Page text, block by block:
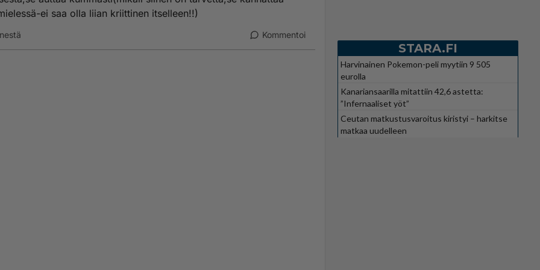
ei saa olla liian kriittinen itselleen!!)
Kommentoi
STARA.FI
Harvinainen Pokemon-peli myytiin 9 505
eurolla
Kanariansaarilla mitattiin 42,6 astetta:
”Infernaaliset yöt”
Ceutan matkustusvaroitus kiristyi – harkitse
matkaa uudelleen